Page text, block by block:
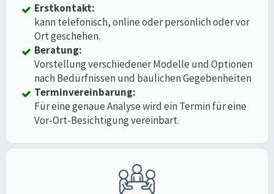
Erstkontakt:
kann telefonisch, online oder persönlich oder vor
Ort geschehen.
Beratung:
Vorstellung verschiedener Modelle und Optionen
nach Bedürfnissen und baulichen Gegebenheiten
Terminvereinbarung:
Für eine genaue Analyse wird ein Termin für eine
Vor-Ort-Besichtigung vereinbart.